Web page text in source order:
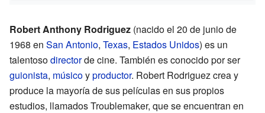
Robert Anthony Rodriguez (nacido el 20 de junio de
1968 en San Antonio, Texas, Estados Unidos) es un
talentosodirectorde cine. También es conocido por ser
guionista, músicoyproductor. Robert Rodriguez crea y
produce la mayoría de sus películas en sus propios
estudios, llamados Troublemaker, que se encuentran en